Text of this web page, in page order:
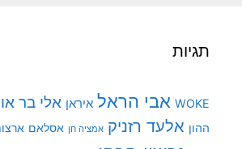
תגיות
WOKE אבי הראל איראן אלי בר
ההון אלעד רזניק אמציה חן אסלאם